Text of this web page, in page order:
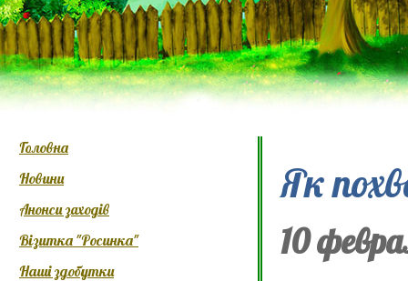
Головна
Новини
Анонси заходів
Візитка "Росинка"
Наші здобутки
Як
10